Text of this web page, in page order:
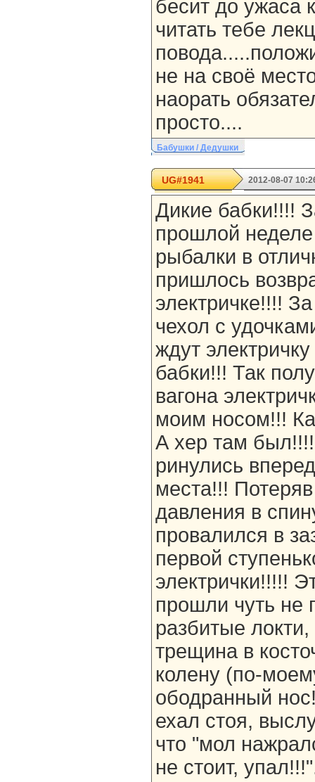
бесит до ужаса
читать тебе
не на своё
наорать
просто....
Бабушки / Дедушки
UG#1941 2012-08-07
Дикие бабки!!!!
прошлой
рыбалки в
пришлось
электричке!!!!
чехол с
ждут
бабки!!! Так
вагона
моим носом!!!
А хер там
ринулись
места!!!
давления в
провалился в
первой
электрички!!!!!
прошли чуть не
разбитые
трещина в
колену (по-
ободранный
ехал стоя,
что "мол
не стоит,